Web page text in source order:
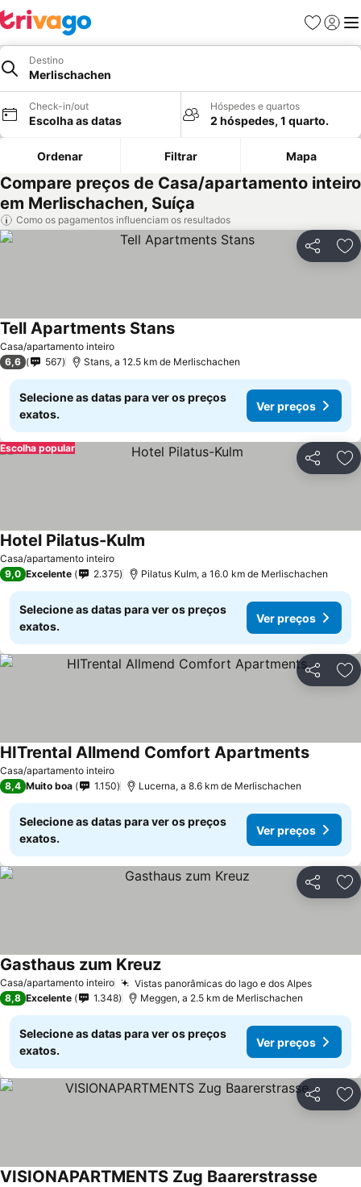
Favoritos
Iniciar
Destino
Merlischachen
Check-in/out
Escolha as datas
Hóspedes e quartos
2 hóspedes, 1 quarto.
Ordenar Filtrar Mapa
Compare preços de Casa/apartamento inteiro
em Merlischachen, Suíça
Como os pagamentos influenciam os resultados
Partilhar
Casa/apartamento inteiro
Tell Apartments Stans
6,6 567 Stans, a 12.5 km de Merlischachen
Selecione as datas para ver os preços
exatos.
Ver preços
Partilhar
Escolha popular
Casa/apartamento inteiro
Hotel Pilatus-Kulm
9,0 Excelente 2.375 Pilatus Kulm, a 16.0 km de Merlischachen
Selecione as datas para ver os preços
exatos.
Ver preços
Partilhar
Casa/apartamento inteiro
HITrental Allmend Comfort Apartments
8,4 Muito boa 1.150 Lucerna, a 8.6 km de Merlischachen
Selecione as datas para ver os preços
exatos.
Ver preços
Partilhar
Casa/apartamento inteiro Vistas panorâmicas do lago e dos Alpes
Gasthaus zum Kreuz
8,8 Excelente 1.348 Meggen, a 2.5 km de Merlischachen
Selecione as datas para ver os preços
exatos.
Ver preços
Partilhar
VISIONAPARTMENTS Zug Baarerstrasse